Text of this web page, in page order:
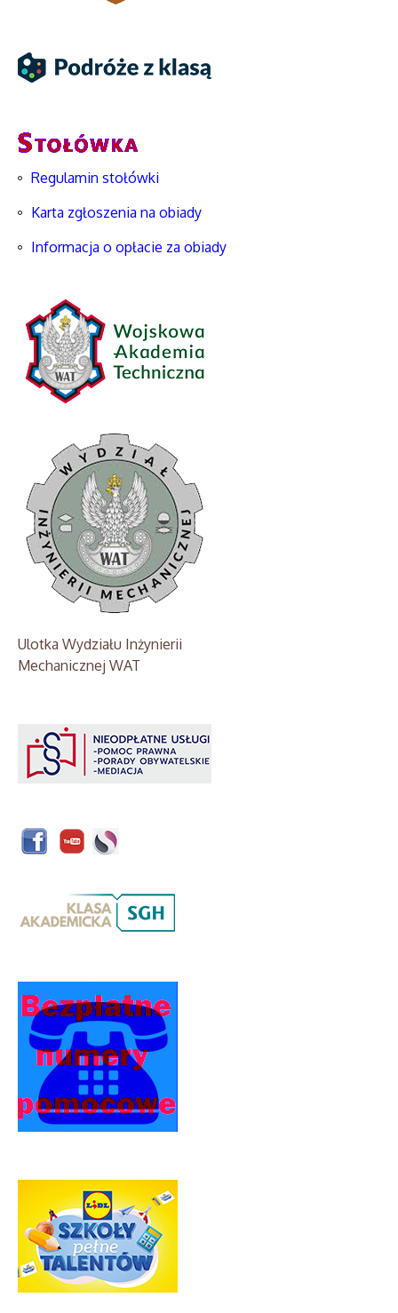
Regulamin stołówki
Karta zgłoszenia na obiady
Informacja o opłacie za obiady
Ulotka Wydziału Inżynierii
Mechanicznej WAT